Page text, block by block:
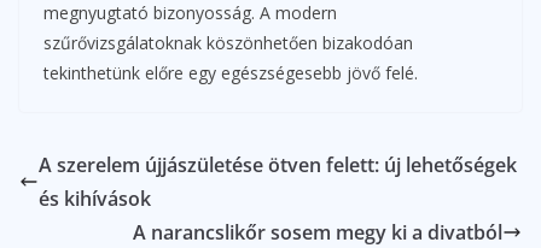
megnyugtató bizonyosság. A modern
szűrővizsgálatoknak köszönhetően bizakodóan
tekinthetünk előre egy egészségesebb jövő felé.
A szerelem újjászületése ötven felett: új lehetőségek
és kihívások
A narancslikőr sosem megy ki a divatból